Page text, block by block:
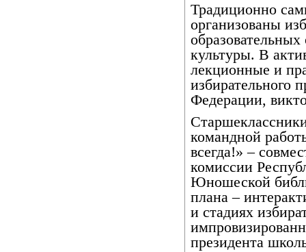
Традиционно
организованы
культуры. В
лекционные и
избирательного
Федерации,
командной
всегда!» –
комиссии
Юношеской
плана –
и стадиях
президента